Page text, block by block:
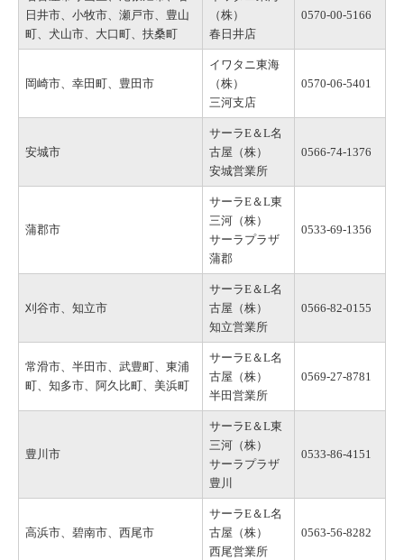
日井市、小牧市、瀬戸市、豊山
町、犬山市、大口町、扶桑町
（株）
春日井店
0570-00-5166
岡崎市、幸田町、豊田市
イワタニ東海
（株）
三河支店
0570-06-5401
安城市
サーラE＆L名
古屋（株）
安城営業所
0566-74-1376
蒲郡市
サーラE＆L東
三河（株）
サーラプラザ
蒲郡
0533-69-1356
刈谷市、知立市
サーラE＆L名
古屋（株）
知立営業所
0566-82-0155
常滑市、半田市、武豊町、東浦
町、知多市、阿久比町、美浜町
サーラE＆L名
古屋（株）
半田営業所
0569-27-8781
豊川市
サーラE＆L東
三河（株）
サーラプラザ
豊川
0533-86-4151
高浜市、碧南市、西尾市
サーラE＆L名
古屋（株）
西尾営業所
0563-56-8282